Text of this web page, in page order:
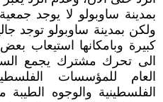
بمدينة ساوبولو لا يوجد
ولكن بمدينة ساوبولو توجد
كبيرة وبامكانها استيعاب
الى تحرك مشترك يجمع
العام للمؤسسات
الفلسطينية والوجوه الطيبة